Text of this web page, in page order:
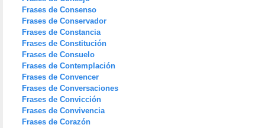
Frases de Consenso
Frases de Conservador
Frases de Constancia
Frases de Constitución
Frases de Consuelo
Frases de Contemplación
Frases de Convencer
Frases de Conversaciones
Frases de Convicción
Frases de Convivencia
Frases de Corazón